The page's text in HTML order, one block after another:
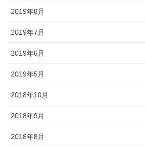
2019年8月
2019年7月
2019年6月
2019年5月
2018年10月
2018年9月
2018年8月
知ってる？石川のお祭